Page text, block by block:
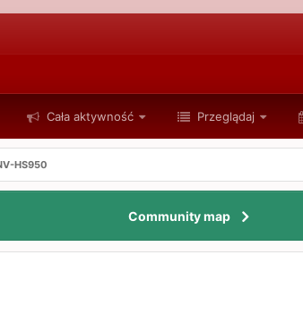
Cała aktywność Przeglądaj
HS950
Community map